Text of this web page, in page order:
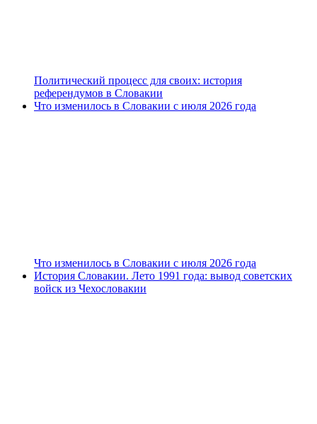
Политический процесс для своих: история
референдумов в Словакии
Что изменилось в Словакии с июля 2026 года
Что изменилось в Словакии с июля 2026 года
История Словакии. Лето 1991 года: вывод советских
войск из Чехословакии